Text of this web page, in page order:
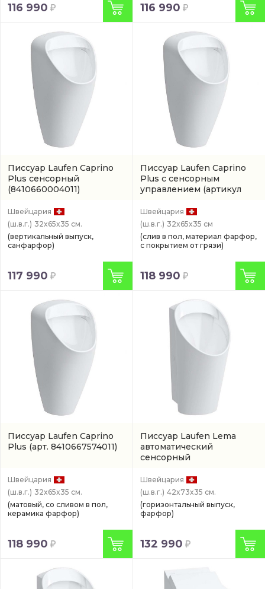
116 990 116 990
Писсуар Laufen Caprino
Plus сенсорный
(8410660004011)
Швейцария
(ш.в.г.) 32x65x35 см.
(вертикальный выпуск,
санфарфор)
117 990
Писсуар Laufen Caprino
Plus с сенсорным
управлением (артикул
Швейцария
(ш.в.г.) 32x65x35 см
(слив в пол, материал фарфор,
с покрытием от грязи)
118 990
Писсуар Laufen Caprino
Plus (арт. 8410667574011)
Швейцария
(ш.в.г.) 32x65x35 см.
(матовый, со сливом в пол,
керамика фарфор)
118 990
Писсуар Laufen Lema
автоматический
сенсорный
Швейцария
(ш.в.г.) 42x73x35 см.
(горизонтальный выпуск,
фарфор)
132 990